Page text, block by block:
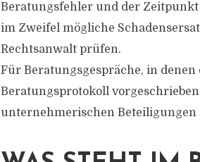
Beratungsfehler und der
im Zweifel mögliche
Rechtsanwalt prüfen.
Für Beratungsgespräche, in
Beratungsprotokoll
unternehmerischen Beteiligungen